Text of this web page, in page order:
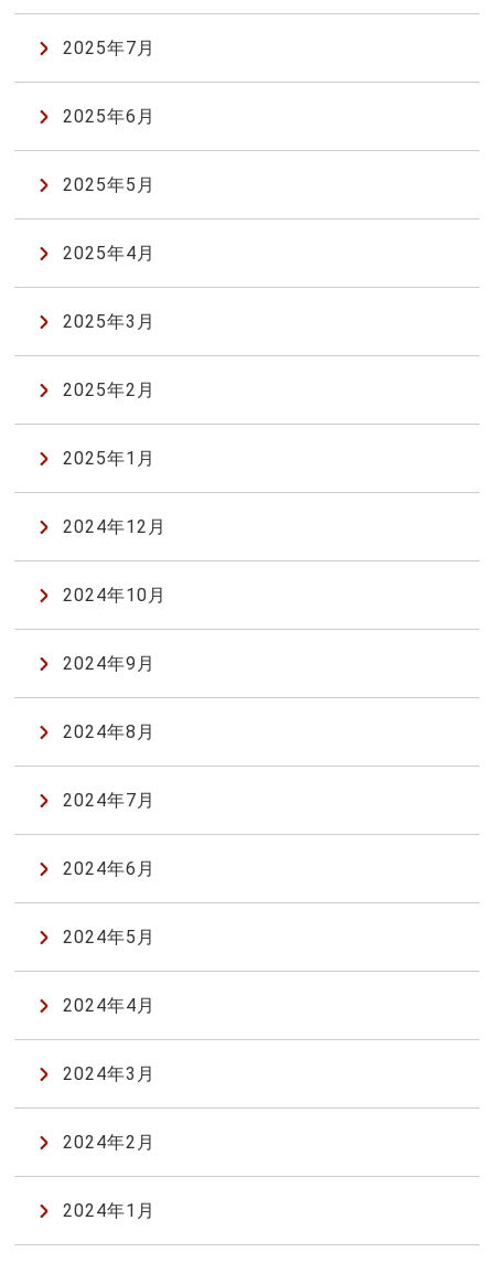
2025年7月
2025年6月
2025年5月
2025年4月
2025年3月
2025年2月
2025年1月
2024年12月
2024年10月
2024年9月
2024年8月
2024年7月
2024年6月
2024年5月
2024年4月
2024年3月
2024年2月
2024年1月